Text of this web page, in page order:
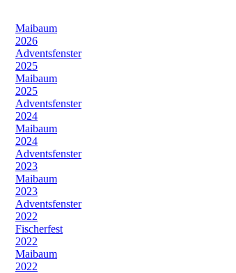
Maibaum
2026
Adventsfenster
2025
Maibaum
2025
Adventsfenster
2024
Maibaum
2024
Adventsfenster
2023
Maibaum
2023
Adventsfenster
2022
Fischerfest
2022
Maibaum
2022